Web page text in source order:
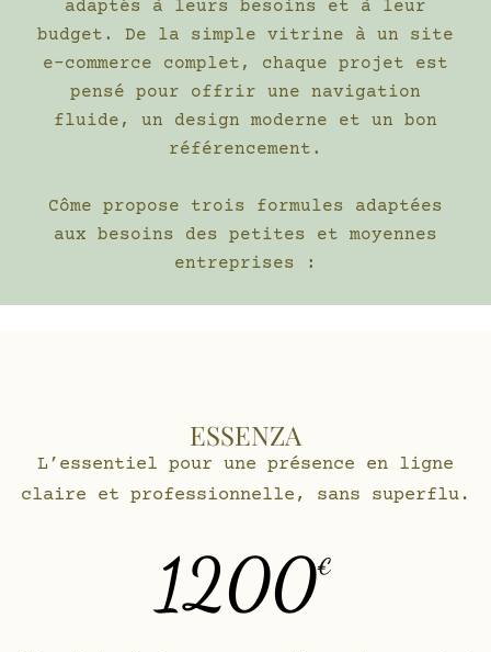
adaptés à leurs besoins et à leur
budget. De la simple vitrine à un site
e-commerce complet, chaque projet est
pensé pour offrir une navigation
fluide, un design moderne et un bon
référencement.
Côme propose trois formules adaptées
aux besoins des petites et moyennes
entreprises :
ESSENZA
L’essentiel pour une présence en ligne
claire et professionnelle, sans superflu.
1200€